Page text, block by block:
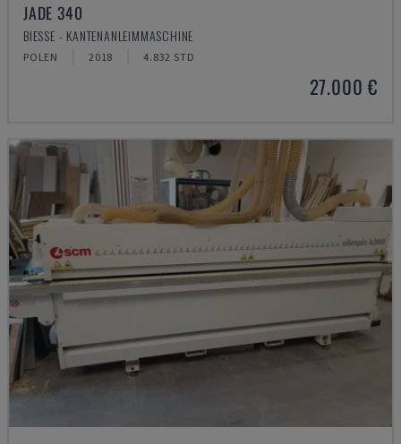
JADE 340
BIESSE - KANTENANLEIMMASCHINE
POLEN 2018 4.832 STD
27.000 €